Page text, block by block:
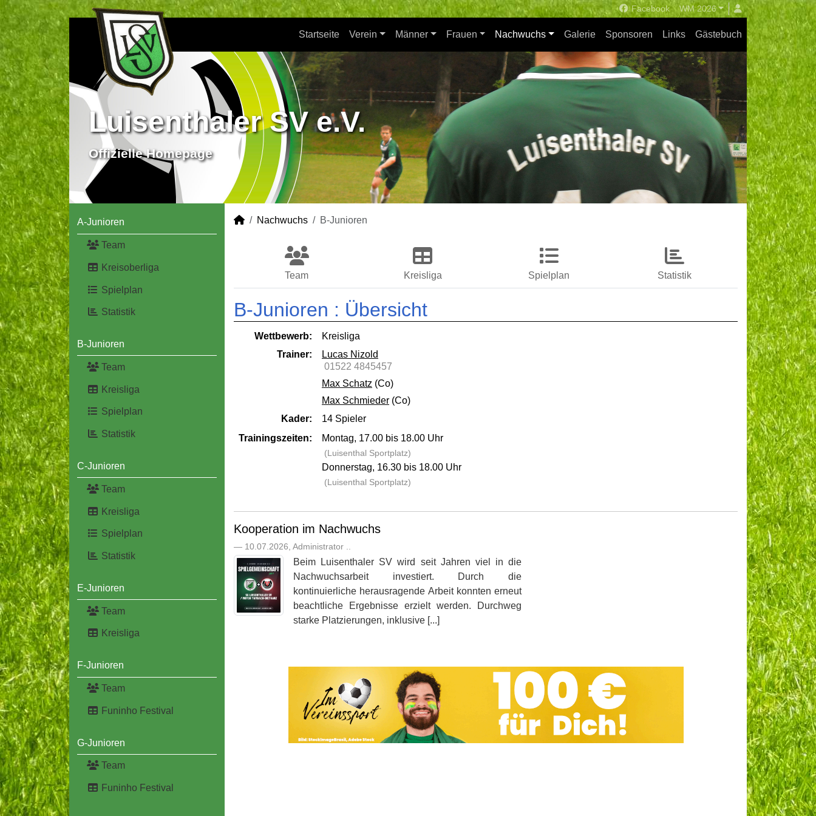
Facebook WM 2026
Startseite Verein Männer Frauen Nachwuchs Galerie Sponsoren Links Gästebuch
Luisenthaler SV e.V.
Offizielle Homepage
A-Junioren
Team
Kreisoberliga
Spielplan
Statistik
B-Junioren
Team
Kreisliga
Spielplan
Statistik
C-Junioren
Team
Kreisliga
Spielplan
Statistik
E-Junioren
Team
Kreisliga
F-Junioren
Team
Funinho Festival
G-Junioren
Team
Funinho Festival
Nachwuchs B-Junioren
Team Kreisliga Spielplan Statistik
B-Junioren : Übersicht
Wettbewerb:
Kreisliga
Trainer:
Lucas Nizold
01522 4845457
Max Schatz (Co)
Max Schmieder (Co)
Kader:
14 Spieler
Trainingszeiten:
Montag, 17.00 bis 18.00 Uhr
(Luisenthal Sportplatz)
Donnerstag, 16.30 bis 18.00 Uhr
(Luisenthal Sportplatz)
Kooperation im Nachwuchs
— 10.07.2026, Administrator ..
Beim Luisenthaler SV wird seit Jahren viel in die
Nachwuchsarbeit investiert. Durch die
kontinuierliche herausragende Arbeit konnten erneut
beachtliche Ergebnisse erzielt werden. Durchweg
starke Platzierungen, inklusive [...]